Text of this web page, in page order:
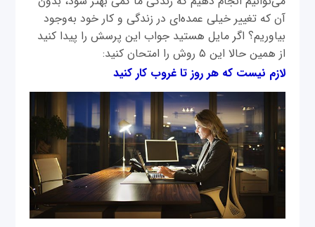
آن که تغییر خیلی عمده‌ای در زندگی و کار خود به‌وجود
بیاوریم؟ اگر مایل هستید جواب این پرسش را پیدا کنید
از همین حالا این ۵ روش را امتحان کنید:
لازم نیست که هر روز تا غروب کار کنید